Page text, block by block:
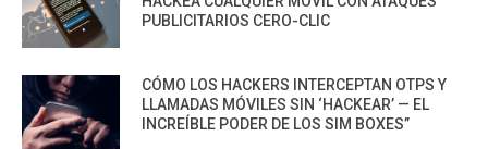
PUBLICITARIOS CERO-CLIC
CÓMO LOS HACKERS INTERCEPTAN OTPS Y
LLAMADAS MÓVILES SIN ‘HACKEAR’ — EL
INCREÍBLE PODER DE LOS SIM BOXES”